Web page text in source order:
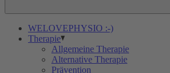
WELOVEPHYSIO :-)
Therapie
Allgemeine Therapie
Alternative Therapie
Prävention